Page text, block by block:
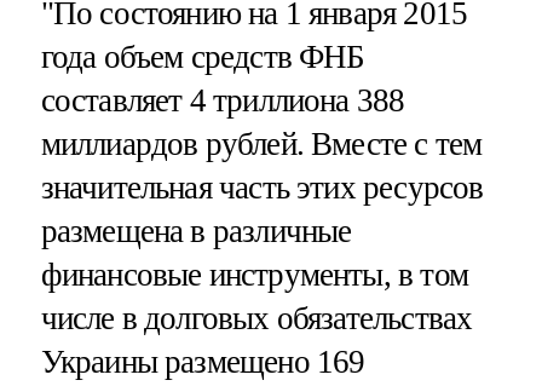
"По состоянию на 1 января 2015
года объем средств ФНБ
составляет 4 триллиона 388
миллиардов рублей. Вместе с тем
значительная часть этих ресурсов
размещена в различные
финансовые инструменты, в том
числе в долговых обязательствах
Украины размещено 169